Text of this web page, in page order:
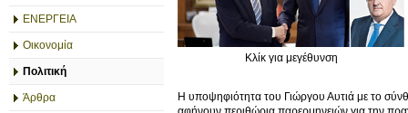
ΕΝΕΡΓΕΙΑ
Οικονομία
Πολιτική
Άρθρα
Κλίκ για μεγέθυνση
Η υποψηφιότητα του Γιώργου Αυτιά με το